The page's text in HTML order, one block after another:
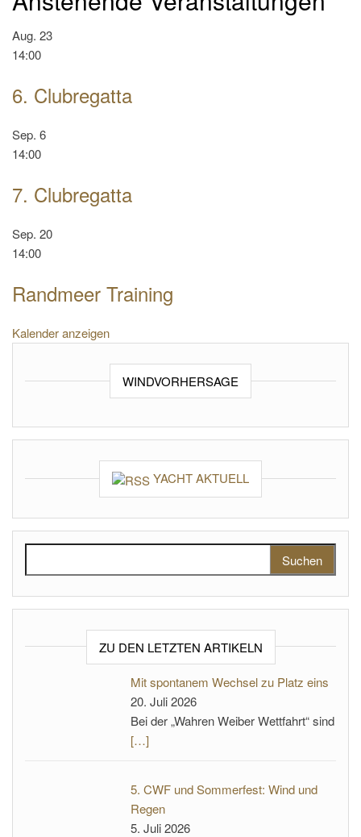
Aug. 23
14:00
6. Clubregatta
Sep. 6
14:00
7. Clubregatta
Sep. 20
14:00
Randmeer Training
Kalender anzeigen
WINDVORHERSAGE
YACHT AKTUELL
ZU DEN LETZTEN ARTIKELN
Mit spontanem Wechsel zu Platz eins
20. Juli 2026
Bei der „Wahren Weiber Wettfahrt“ sind
[…]
5. CWF und Sommerfest: Wind und
Regen
5. Juli 2026